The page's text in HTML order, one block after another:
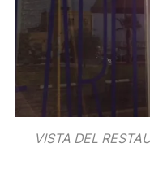
VISTA DEL